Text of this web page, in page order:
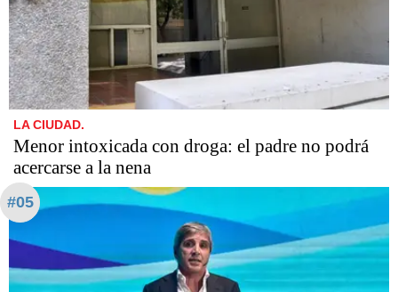
LA CIUDAD.
Menor intoxicada con droga: el padre no podrá
acercarse a la nena
#05